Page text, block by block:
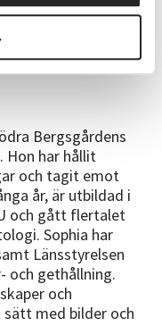
länk skickas
slut kommer
sammanfattar
Bergsgårdens
Hon har hållit
och tagit emot
år, är utbildad i
och gått flertalet
Sophia har
Länsstyrelsen
och gethållning.
och
med bilder och